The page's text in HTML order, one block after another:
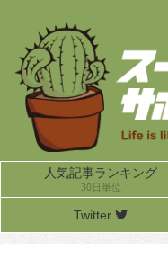
人気記事ランキング
30日単位
Twitter